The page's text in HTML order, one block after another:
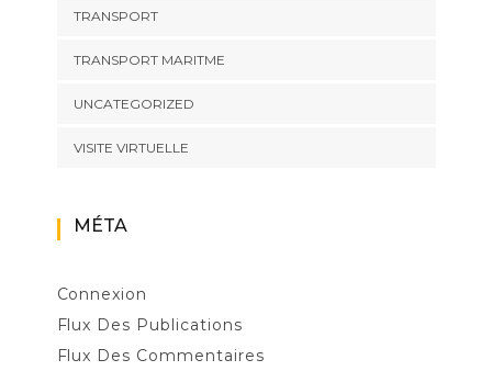
TRANSPORT
TRANSPORT MARITME
UNCATEGORIZED
VISITE VIRTUELLE
MÉTA
Connexion
Flux Des Publications
Flux Des Commentaires